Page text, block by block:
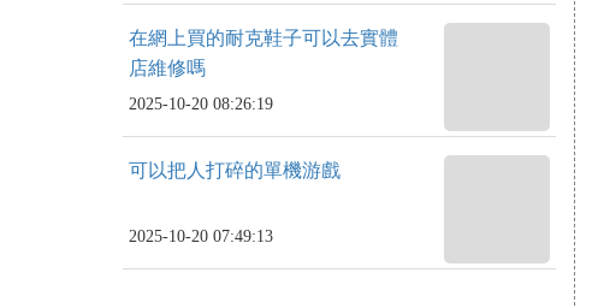
在網上買的耐克鞋子可以去實體
店維修嗎
2025-10-20 08:26:19
可以把人打碎的單機游戲
2025-10-20 07:49:13